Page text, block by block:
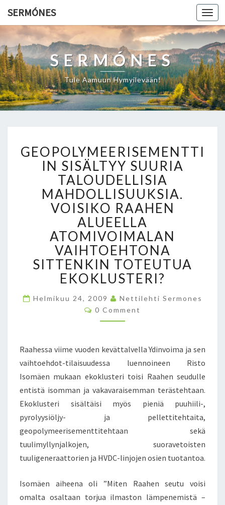
SERMÓNES
SERMÓNES
Tule Aamuun Hymyilevään!
E
O
P
O
M
E
E
R
I
S
E
M
I
N
I
S
L
Y
U
U
GEOPOLYMEERISEMENTTI
IN SISÄLTYY SUURIA
TALOUDELLISIA
MAHDOLLISUUKSIA.
VOISIKO RAAHEN
ALUEELLA
ATOMIVOIMALAN
VAIHTOEHTONA
SITTENKIN TOTEUTUA
EKOKLUSTERI?
Helmikuu 24, 2009
Nettilehti Sermones
C
O
T
S
0 Comment
Raahessa viime vuoden kevättalvella Ydinvoima ja sen
vaihtoehdot-tilaisuudessa luennoineen Risto
Isomäen mukaan ekoklusteri toisi Raahen seudulle
entistä isomman ja vakavaraisemman terästehtaan.
Ekoklusteri sisältäisi myös pieniä puuhiili-,
pyrolyysiöljy- ja pellettitehtaita,
geopolymeerisementtitehtaan sekä
tuulimyllynjalkojen, suoravetoisten
tuuligeneraattorien ja HVDC-linjojen osien tuotantoa.
Isomäen aiheena oli ”Miten Raahen seutu voisi
omalta osaltaan torjua ilmaston lämpenemistä –